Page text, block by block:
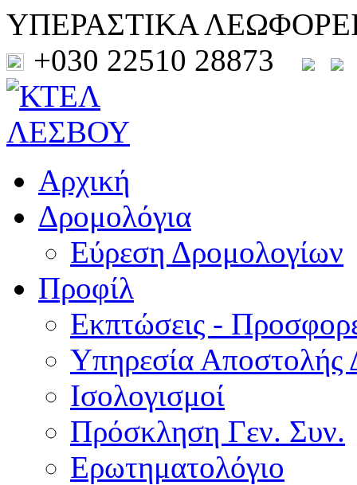
ΥΠΕΡΑΣΤΙΚΑ
+030 22510 28873
Αρχική
Δρομολόγια
Εύρεση Δρομολογίων
Προφίλ
Εκπτώσεις -
Υπηρεσία Αποστολής
Ισολογισμοί
Πρόσκληση Γεν. Συν.
Ερωτηματολόγιο